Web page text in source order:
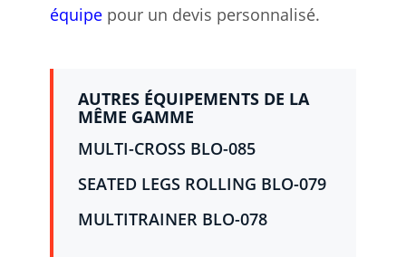
équipe pour un devis personnalisé.
AUTRES ÉQUIPEMENTS DE LA
MÊME GAMME
MULTI-CROSS BLO-085
SEATED LEGS ROLLING BLO-079
MULTITRAINER BLO-078